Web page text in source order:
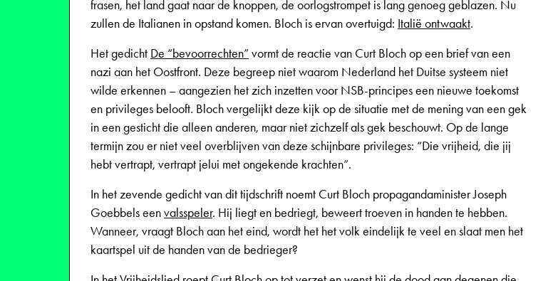
frasen, het land gaat naar de knoppen, de oorlogstrompet is lang genoeg geblazen. Nu
zullen de Italianen in opstand komen. Bloch is ervan overtuigd: Italië ontwaakt.
Het gedicht De “bevoorrechten”vormt de reactie van Curt Bloch op een brief van een
nazi aan het Oostfront. Deze begreep niet waarom Nederland het Duitse systeem niet
wilde erkennen – aangezien het zich inzetten voor NSB-principes een nieuwe toekomst
en privileges belooft. Bloch vergelijkt deze kijk op de situatie met de mening van een gek
in een gesticht die alleen anderen, maar niet zichzelf als gek beschouwt. Op de lange
termijn zou er niet veel overblijven van deze schijnbare privileges: “Die vrijheid, die jij
hebt vertrapt, vertrapt jelui met ongekende krachten”.
In het zevende gedicht van dit tijdschrift noemt Curt Bloch propagandaminister Joseph
Goebbels eenvalsspeler. Hij liegt en bedriegt, beweert troeven in handen te hebben.
Wanneer, vraagt Bloch aan het eind, wordt het het volk eindelijk te veel en slaat men het
kaartspel uit de handen van de bedrieger?